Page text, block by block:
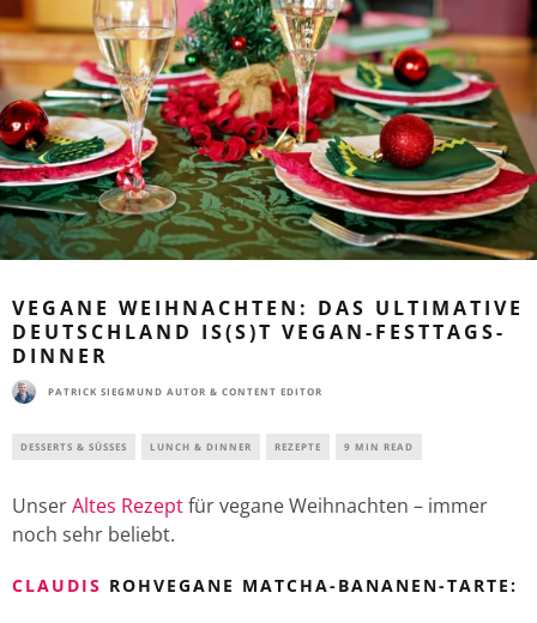
VEGANE WEIHNACHTEN: DAS ULTIMATIVE
DEUTSCHLAND IS(S)T VEGAN-FESTTAGS-
DINNER
PATRICK SIEGMUND AUTOR & CONTENT EDITOR
DESSERTS & SÜSSES LUNCH & DINNER REZEPTE 9 MIN READ
UnserAltes Rezeptfür vegane Weihnachten – immer
noch sehr beliebt.
CLAUDIS ROHVEGANE MATCHA-BANANEN-TARTE: